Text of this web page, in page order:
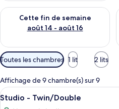
Cette fin de semaine
août 14 - août 16
Vérifier la disponibilité pour
Filtres
disponibles
pour
les
chambres
Toutes les chambres 1 lit 2 lits
Affichage de 9 chambre(s) sur 9
Afficher
toutes
7
Studio - Twin/Double